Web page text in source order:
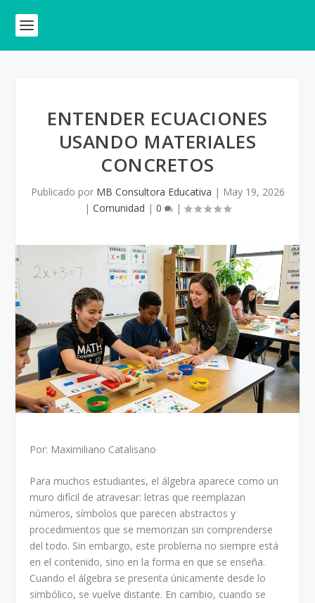
ENTENDER ECUACIONES
USANDO MATERIALES
CONCRETOS
Publicado por MB Consultora Educativa | May 19, 2026
| Comunidad | 0 |
Por: Maximiliano Catalisano
Para muchos estudiantes, el álgebra aparece como un
muro difícil de atravesar: letras que reemplazan
números, símbolos que parecen abstractos y
procedimientos que se memorizan sin comprenderse
del todo. Sin embargo, este problema no siempre está
en el contenido, sino en la forma en que se enseña.
Cuando el álgebra se presenta únicamente desde lo
simbólico, se vuelve distante. En cambio, cuando se